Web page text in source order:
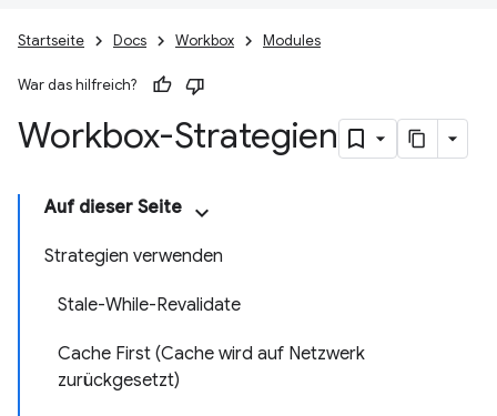
Startseite Docs Workbox Modules
War das hilfreich?
Workbox-Strategien
Auf dieser Seite
Strategien verwenden
Stale-While-Revalidate
Cache First (Cache wird auf Netzwerk
zurückgesetzt)